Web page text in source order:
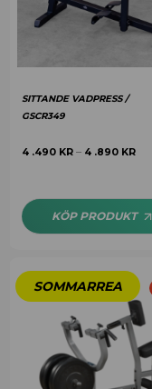
SITTANDE VADPRESS /
GSCR349
4 .490 KR – 4 .890 KR
KÖP PRODUKT